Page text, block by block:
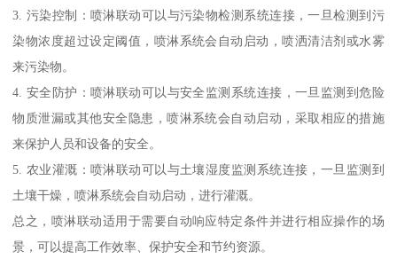
3. 污染控制：喷淋联动可以与污染物检测系统连接，一旦检测到污
染物浓度超过设定阈值，喷淋系统会自动启动，喷洒清洁剂或水雾
来污染物。
4. 安全防护：喷淋联动可以与安全监测系统连接，一旦监测到危险
物质泄漏或其他安全隐患，喷淋系统会自动启动，采取相应的措施
来保护人员和设备的安全。
5. 农业灌溉：喷淋联动可以与土壤湿度监测系统连接，一旦监测到
土壤干燥，喷淋系统会自动启动，进行灌溉。
总之，喷淋联动适用于需要自动响应特定条件并进行相应操作的场
景，可以提高工作效率、保护安全和节约资源。